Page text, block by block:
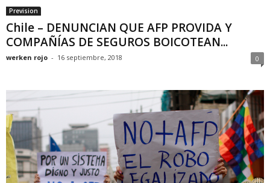
Prevision
Chile – DENUNCIAN QUE AFP PROVIDA Y
COMPAÑÍAS DE SEGUROS BOICOTEAN...
werken rojo - 16 septiembre, 2018 0